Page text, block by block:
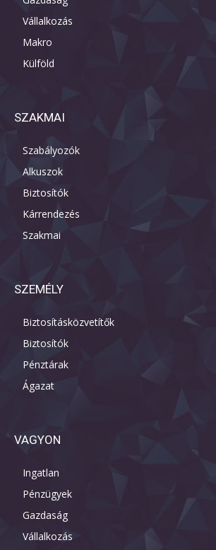
Vállalkozás
Makro
Külföld
SZAKMAI
Szabályozók
Alkuszok
Biztosítók
Kárrendezés
Szakmai
SZEMÉLY
Biztosításközvetítők
Biztosítók
Pénztárak
Ágazat
VAGYON
Ingatlan
Pénzügyek
Gazdaság
Vállalkozás